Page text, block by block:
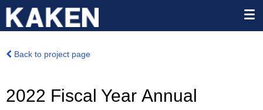
Back to project page
2022 Fiscal Year Annual